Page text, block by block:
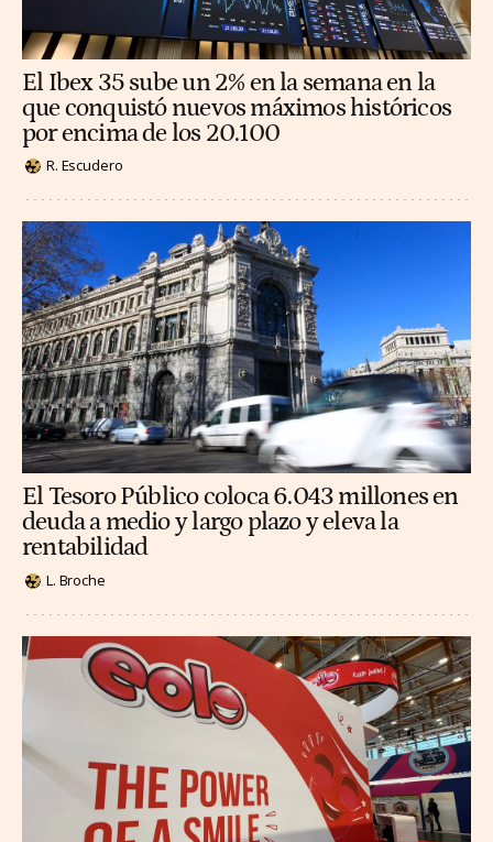
El Ibex 35 sube un 2% en la semana en la
que conquistó nuevos máximos históricos
por encima de los 20.100
R. Escudero
El Tesoro Público coloca 6.043 millones en
deuda a medio y largo plazo y eleva la
rentabilidad
L. Broche